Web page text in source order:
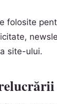
folosite
site-ului.